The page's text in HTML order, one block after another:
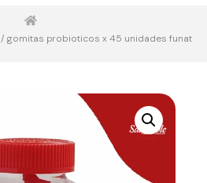
/ gomitas probioticos x 45 unidades funat